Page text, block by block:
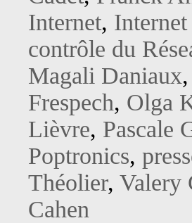
Internet,
contrôle du
Magali Daniaux,
Frespech, Olga
Lièvre, Pascale
Poptronics,
Théolier, Valery
Cahen